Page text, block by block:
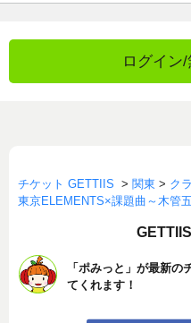
ログイン
チケット GETTIIS > 関東 > ク
東京ELEMENTS×課題曲～木管
「ポみっと」が最新の
てくれます！